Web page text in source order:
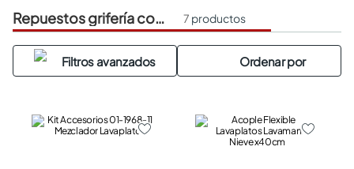
repuestos grifería cocina 7 productos
escritorio
pisos
armarios closet
comedores